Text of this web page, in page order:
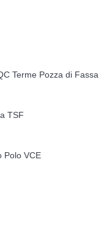
Terme Pozza di Fassa
TSF
Polo VCE